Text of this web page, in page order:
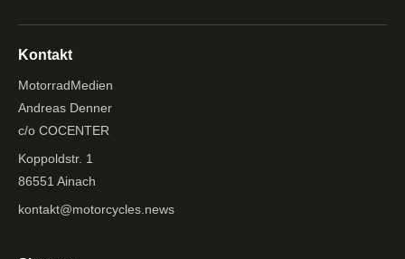
Kontakt
MotorradMedien
Andreas Denner
c/o COCENTER
Koppoldstr. 1
86551 Ainach
kontakt@motorcycles.news